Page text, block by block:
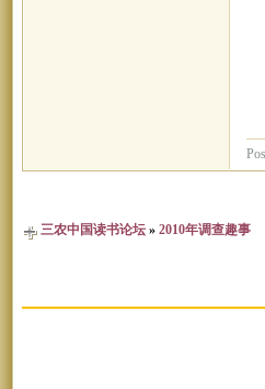
三农中国读书论坛 » 2010年调查趣事